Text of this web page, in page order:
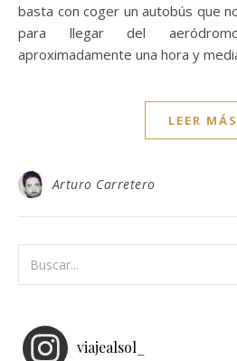
basta con coger un autobús que
para llegar del
aproximadamente una hora y
LEER MÁS
Arturo Carretero
viajealsol_